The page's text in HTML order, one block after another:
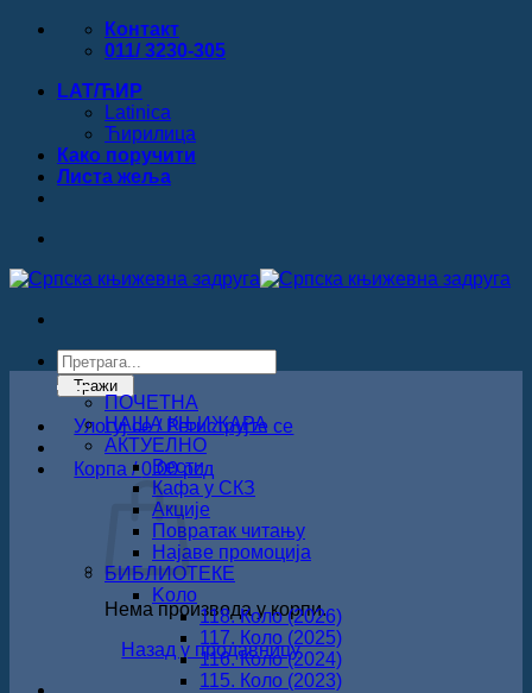
Прескочи
Контакт
011/ 3230-305
LAT/ЋИР
Latinica
Ћирилица
Како поручити
Листa жеља
Products
search
Тражи
Улогуј се / Региструјте се
Корпа /0.00рсд
Нема производа у корпи.
Назад у продавницу
ПОЧЕТНА
НАША КЊИЖАРА
АКТУЕЛНО
Вести
Кафа у СКЗ
Акције
Повратак читању
Најаве промоција
БИБЛИОТЕКЕ
Koло
118. Коло (2026)
117. Коло (2025)
116. Коло (2024)
115. Коло (2023)